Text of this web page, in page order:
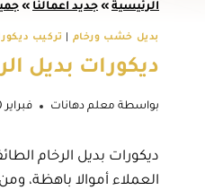
الرئيسية » جديد اعمالنا »
بديل خشب ورخام تركيب
ديكورات بديل الرخام الطائف ت: 0566631564
بواسطة معلم دهانات فبراير 10, 2024
ديكورات بديل الرخام
العملاء أموالا باهظة،